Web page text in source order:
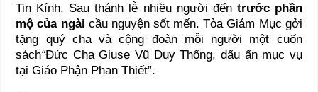
Tin Kính. Sau thánh lễ nhiều người đến trước phần
mộ của ngài cầu nguyện sốt mến. Tòa Giám Mục gởi
tặng quý cha và cộng đoàn mỗi người một cuốn
sách“Đức Cha Giuse Vũ Duy Thống, dấu ấn mục vụ
tại Giáo Phận Phan Thiết”.